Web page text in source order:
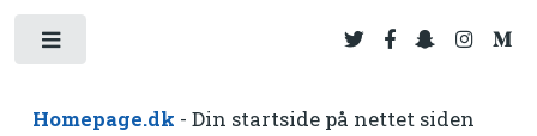
Homepage.dk - Din startside på nettet siden